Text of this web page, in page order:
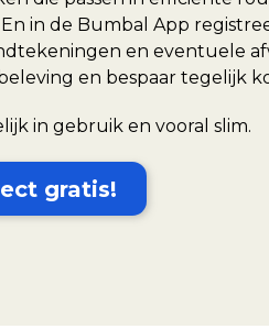
En in de Bumbal App
en eventuele
en bespaar tegelijk
in gebruik en vooral slim.
gratis!